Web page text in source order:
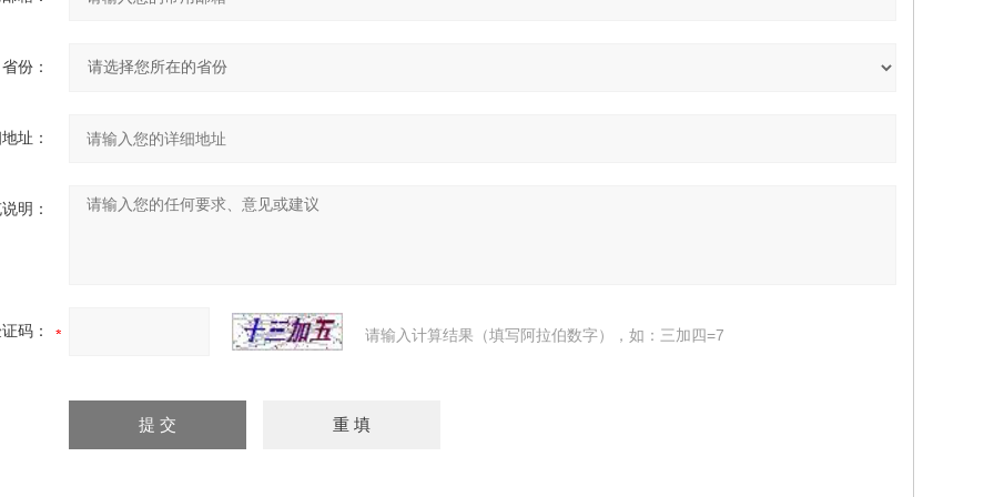
省份：
址：
明：
码： 请输入计算结果（填写阿拉伯数字），如：三加四=7